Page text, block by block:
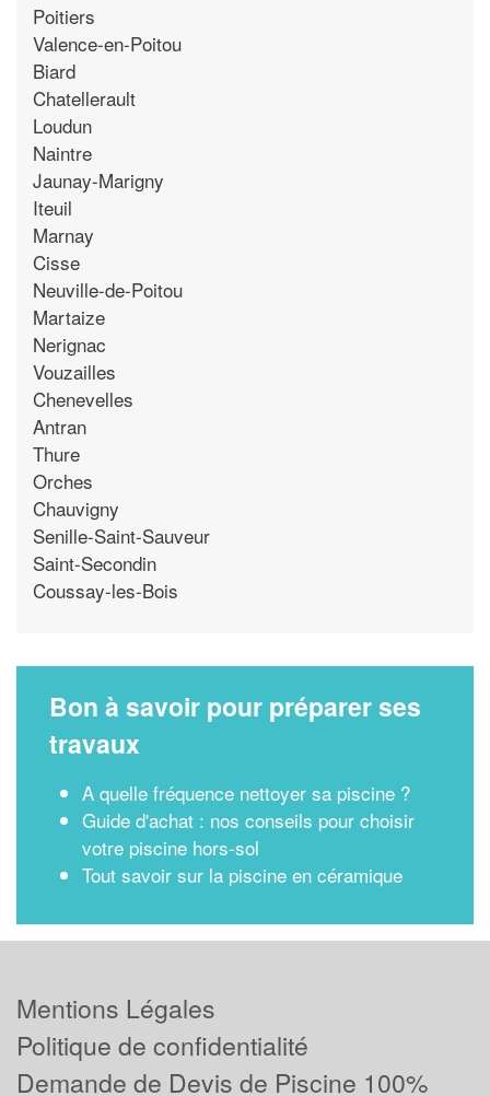
Poitiers
Valence-en-Poitou
Biard
Chatellerault
Loudun
Naintre
Jaunay-Marigny
Iteuil
Marnay
Cisse
Neuville-de-Poitou
Martaize
Nerignac
Vouzailles
Chenevelles
Antran
Thure
Orches
Chauvigny
Senille-Saint-Sauveur
Saint-Secondin
Coussay-les-Bois
Bon à savoir pour préparer ses
travaux
A quelle fréquence nettoyer sa piscine ?
Guide d'achat : nos conseils pour choisir
votre piscine hors-sol
Tout savoir sur la piscine en céramique
Mentions Légales
Politique de confidentialité
Demande de Devis de Piscine 100%